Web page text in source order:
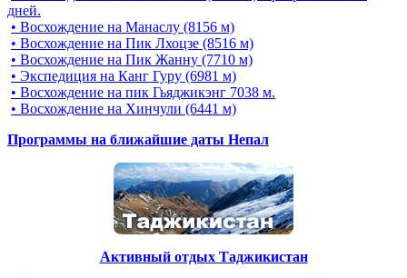
дней.
• Восхождение на Манаслу (8156 м)
• Восхождение на Пик Лхоцзе (8516 м)
• Восхождение на Пик Жанну (7710 м)
• Экспедиция на Канг Гуру (6981 м)
• Восхождение на пик Гьяджикэнг 7038 м.
• Восхождение на Хинчули (6441 м)
Программы на ближайшие даты Непал
Активный отдых Таджикистан